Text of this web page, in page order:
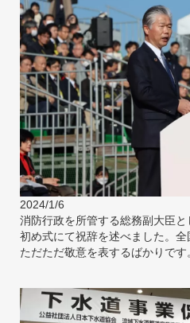
2024/1/6
消防行政を所管する総務副大臣
初め式にて祝辞を述べました。
ただただ敬意を表するばかりです